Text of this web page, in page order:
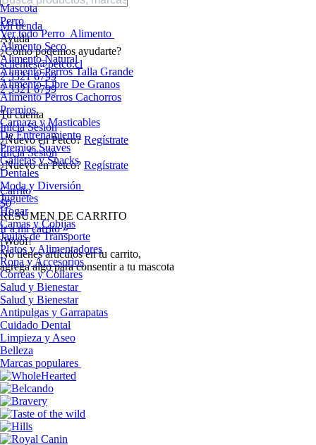
Mi tienda
Ayuda
¿Cómo podemos ayudarte?
sclientes@petco.cl
2 3321 6799
2 3321 6799
Tu cuenta
Inicia Sesión
¿Nuevo en Petco? Regístrate
Inicia Sesión
¿Nuevo en Petco? Regístrate
Carrito
$0
RESUMEN DE CARRITO
Ir a mi carrito »
¡Woof!
No tíenes artículos en tu carrito,
agrega algo para consentir a tu mascota
Mascota
Perro
Ver todo Perro Alimento
Alimento Seco
Alimento Natural
Alimento Perros Talla Grande
Alimento Libre De Granos
Alimento Perros Cachorros
Premios
Carnaza y Masticables
De Entrenamiento
Premios Suaves
Galletas y Snacks
Dentales
Moda y Diversión
Juguetes
Hogar
Camas y Cobijas
Jaulas de Transporte
Platos y Alimentadores
Ropa y Accesorios
Correas y Collares
Salud y Bienestar
Salud y Bienestar
Antipulgas y Garrapatas
Cuidado Dental
Limpieza y Aseo
Belleza
Marcas populares